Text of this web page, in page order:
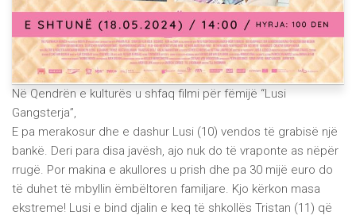
Në Qendrën e kulturës u shfaq filmi për fëmijë “Lusi
Gangsterja”,
E pa merakosur dhe e dashur Lusi (10) vendos të grabisë një
bankë. Deri para disa javësh, ajo nuk do të vraponte as nëpër
rrugë. Por makina e akullores u prish dhe pa 30 mijë euro do
të duhet të mbyllin ëmbëltoren familjare. Kjo kërkon masa
ekstreme! Lusi e bind djalin e keq të shkollës Tristan (11) që